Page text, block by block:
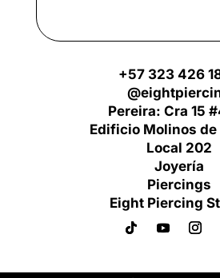
+57 323 426
Pereira: Cra 15
Edificio Molinos de
Local 202
Joyería
Piercings
Eight Piercing